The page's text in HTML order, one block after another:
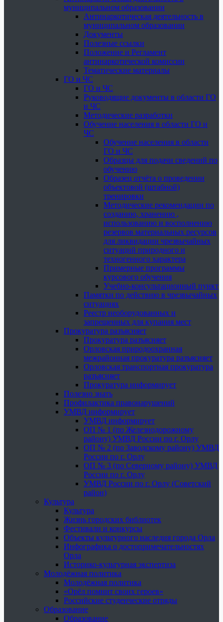
муниципальном образовании
Антинаркотическая деятельность в
муниципальном образовании
Документы
Полезные ссылки
Положение и Регламент
антинаркотической комиссии
Тематические материалы
ГО и ЧС
ГО и ЧС
Руководящие документы в области ГО
и ЧС
Методические разработки
Обучение населения в области ГО и
ЧС
Обучение населения в области
ГО и ЧС
Образцы для подачи сведений по
обучению
Образец отчёта о проведении
объектовой (штабной)
тренировки
Методические рекомендации по
созданию, хранению ,
использованию и восполнению
резервов материальных ресурсов
для ликвидации чрезвычайных
ситуаций природного и
техногенного характера
Примерные программы
курсового обучения
Учебно-консультационный пункт
Памятки по действию в чрезвычайных
ситуациях
Реестр необорудованных и
запрещенных для купания мест
Прокуратура разъясняет
Прокуратура разъясняет
Орловская природоохранная
межрайонная прокуратура разъясняет
Орловская транспортная прокуратура
разъясняет
Прокуратура информирует
Полезно знать
Профилактика правонарушений
УМВД информирует
УМВД информирует
ОП № 1 (по Железнодорожному
району) УМВД России по г. Орлу
ОП № 2 (по Заводскому району) УМВД
России по г. Орлу
ОП № 3 (по Северному району) УМВД
России по г. Орлу
УМВД России по г. Орлу (Советский
район)
Культура
Культура
Жизнь городских библиотек
Фестивали и конкурсы
Объекты культурного наследия города Орла
Инфографика о достопримечательностях
Орла
Историко-культурная экспертиза
Молодёжная политика
Молодёжная политика
«Орёл помнит своих героев»
Российские студенческие отряды
Образование
Образование